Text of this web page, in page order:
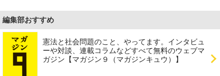
編集部おすすめ
憲法と社会問題のこと、やってます。インタビュ
ーや対談、連載コラムなどすべて無料のウェブマ
ガジン【マガジン９（マガジンキュウ）】